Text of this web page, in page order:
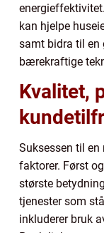
kan hjelpe
samt bidra til en
bærekraftige
Kvalitet,
Suksessen til en
faktorer. Først
største
tjenester som
inkluderer bruk